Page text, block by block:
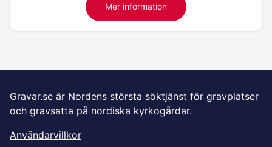
Mer information
Gravar.se är Nordens största söktjänst för gravplatser
och gravsatta på nordiska kyrkogårdar.
Användarvillkor